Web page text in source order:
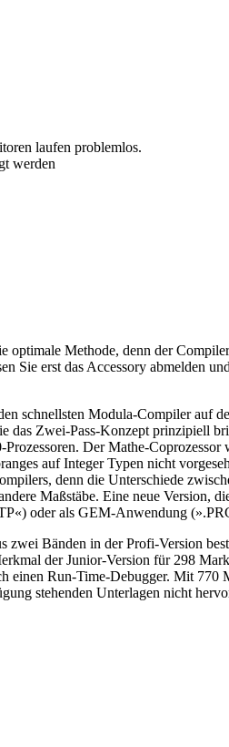
laufen problemlos.
werden
Methode, denn der
Sie erst das Accessory abmelden
schnellsten Modula-Compiler auf
Zwei-Pass-Konzept prinzipiell
Der Mathe-
auf Integer Typen nicht
denn die Unterschiede
Maßstäbe. Eine neue Version,
oder als GEM-Anwendung
Bänden in der Profi-Version
der Junior-Version für 298
einen Run-Time-Debugger. Mit
stehenden Unterlagen nicht